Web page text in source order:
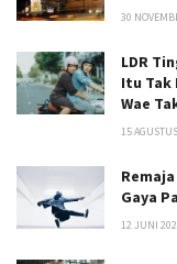
30
LDR
Itu Tak
Wae
15
Gaya
12 JUNI